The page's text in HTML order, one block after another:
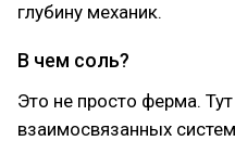
глубину механик.
В чем соль?
Это не просто ферма.
взаимосвязанных